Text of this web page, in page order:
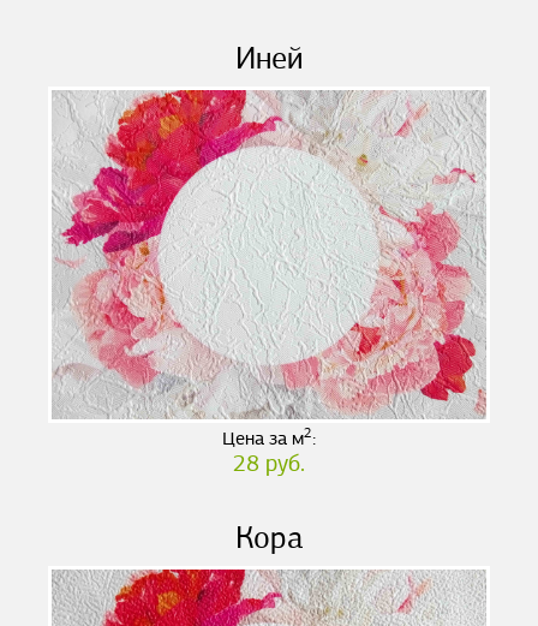
Иней
Цена за м2:
28 руб.
Кора